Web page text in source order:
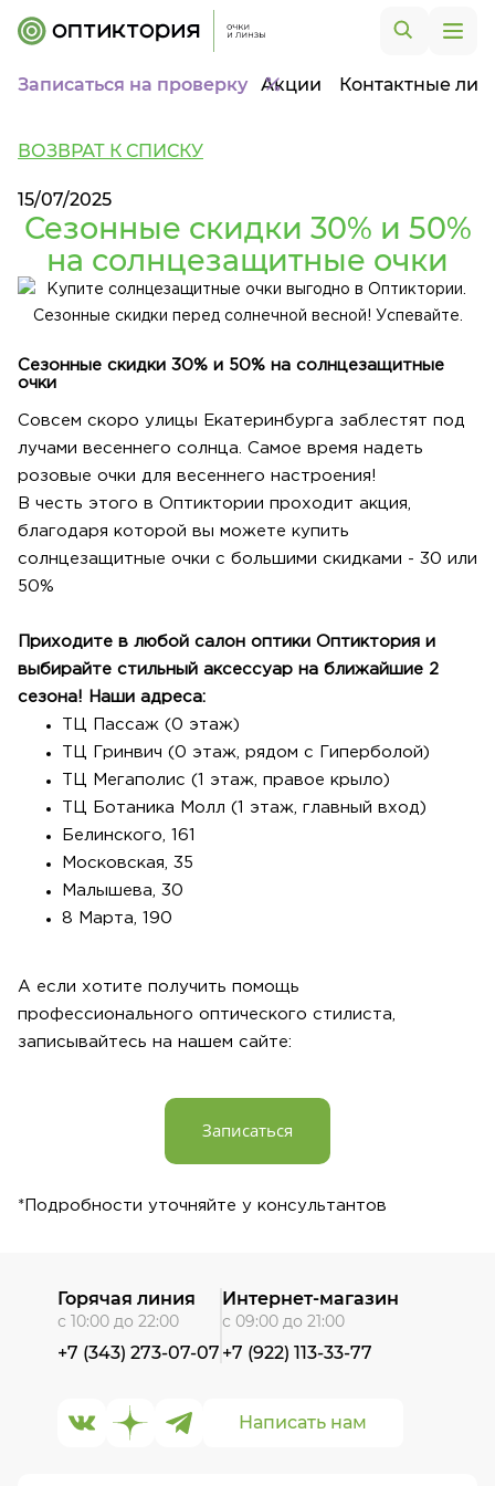
Записаться на проверку Акции Контактные
ВОЗВРАТ К СПИСКУ
15/07/2025
Сезонные скидки 30% и 50%
на солнцезащитные очки
Сезонные скидки 30% и 50% на солнцезащитные
очки
Совсем скоро улицы Екатеринбурга заблестят под
лучами весеннего солнца. Самое время надеть
розовые очки для весеннего настроения!
В честь этого в Оптиктории проходит акция,
благодаря которой вы можете купить
солнцезащитные очки с большими скидками - 30 или
50%
Приходите в любой салон оптики Оптиктория и
выбирайте стильный аксессуар на ближайшие 2
сезона! Наши адреса:
ТЦ Пассаж (0 этаж)
ТЦ Гринвич (0 этаж, рядом с Гиперболой)
ТЦ Мегаполис (1 этаж, правое крыло)
ТЦ Ботаника Молл (1 этаж, главный вход)
Белинского, 161
Московская, 35
Малышева, 30
8 Марта, 190
А если хотите получить помощь
профессионального оптического стилиста,
записывайтесь на нашем сайте:
Записаться
*Подробности уточняйте у консультантов
Написать нам
Горячая линия
с 10:00 до 22:00
+7 (343) 273-07-07
Интернет-магазин
с 09:00 до 21:00
+7 (922) 113-33-77